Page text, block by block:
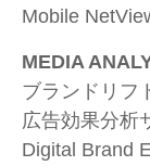
Mobile
MEDIA
ブランドリフ
広告効果分
Digital Brand